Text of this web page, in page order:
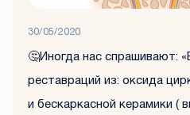
30/05/2020
🤔Иногда нас спрашивают:
реставраций из: оксида
и бескаркасной керамики (